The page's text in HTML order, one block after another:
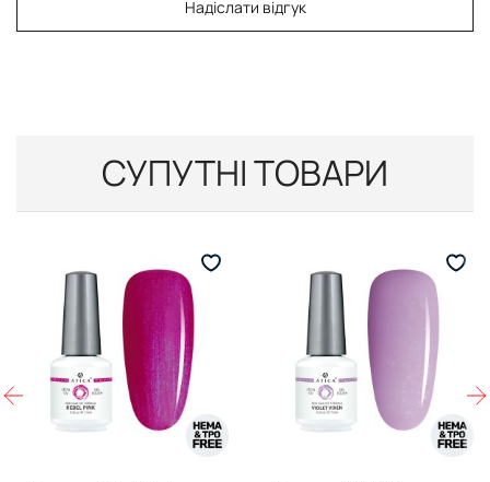
Надіслати відгук
СУПУТНІ ТОВАРИ